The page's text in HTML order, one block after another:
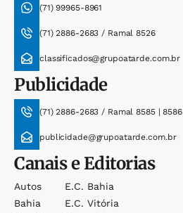
(71) 99965-8961
(71) 2886-2683 / Ramal 8526
classificados@grupoatarde.com.br
Publicidade
(71) 2886-2683 / Ramal 8585 | 8586
publicidade@grupoatarde.com.br
Canais e Editorias
Autos
Bahia
E.c. Bahia
E.c. Vitória